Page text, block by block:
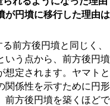
が円墳に移行した理由は
前方後円墳と同じく、
いう点から、前方後円墳
想定されます。ヤマトと
関係性を示すために円形
前方後円墳を築くほどで